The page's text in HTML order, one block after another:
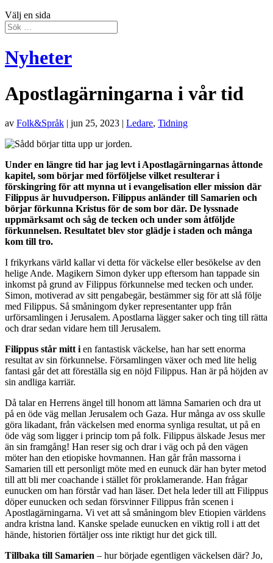
Välj en sida
Nyheter
Apostlagärningarna i vår tid
av Folk&Språk | jun 25, 2023 | Ledare, Tidning
Under en längre tid har jag levt i Apostlagärningarnas åttonde
kapitel, som börjar med förföljelse vilket resulterar i
förskingring för att mynna ut i evangelisation eller mission där
Filippus är huvudperson. Filippus anländer till Samarien och
börjar förkunna Kristus för de som bor där. De lyssnade
uppmärksamt och såg de tecken och under som åtföljde
förkunnelsen. Resultatet blev stor glädje i staden och många
kom till tro.
I frikyrkans värld kallar vi detta för väckelse eller besökelse av den
helige Ande. Magikern Simon dyker upp eftersom han tappade sin
inkomst på grund av Filippus förkunnelse med tecken och under.
Simon, motiverad av sitt pengabegär, bestämmer sig för att slå följe
med Filippus. Så småningom dyker representanter upp från
urförsamlingen i Jerusalem. Apostlarna lägger saker och ting till rätta
och drar sedan vidare hem till Jerusalem.
Filippus står mitt i en fantastisk väckelse, han har sett enorma
resultat av sin förkunnelse. Församlingen växer och med lite helig
fantasi går det att föreställa sig en nöjd Filippus. Han är på höjden av
sin andliga karriär.
Då talar en Herrens ängel till honom att lämna Samarien och dra ut
på en öde väg mellan Jerusalem och Gaza. Hur många av oss skulle
göra likadant, från väckelsen med enorma synliga resultat, ut på en
öde väg som ligger i princip tom på folk. Filippus älskade Jesus mer
än sin framgång! Han reser sig och drar i väg och på den vägen
möter han den etiopiske hovmannen. Han går från massorna i
Samarien till ett personligt möte med en eunuck där han byter metod
till att bli mer coachande i stället för proklamerande. Han frågar
eunucken om han förstår vad han läser. Det hela leder till att Filippus
döper eunucken och sedan försvinner Filippus från scenen i
Apostlagärningarna. Vi vet att så småningom blev Etiopien världens
andra kristna land. Kanske spelade eunucken en viktig roll i att det
hände, historien förtäljer oss inte riktigt hur det gick till.
Tillbaka till Samarien – hur började egentligen väckelsen där? Jo,